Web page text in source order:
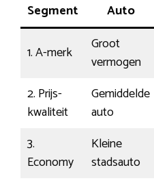
Segment Auto
1. A-merk
Groot
vermogen
2. Prijs-
kwaliteit
Gemiddelde
auto
3.
Economy
Kleine
stadsauto